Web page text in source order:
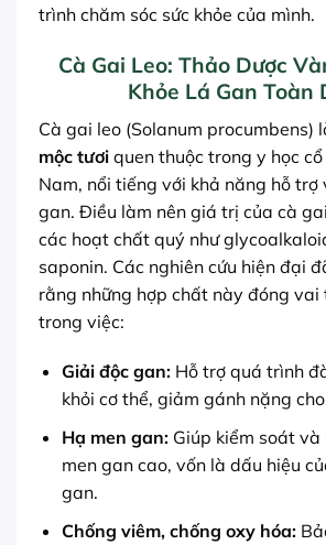
trình chăm sóc sức khỏe của mình.
Cà Gai Leo: Thảo Dược
Khỏe Lá Gan Toàn
Cà gai leo (Solanum procumbens)
mộc tươi quen thuộc trong y học
Nam, nổi tiếng với khả năng hỗ trợ
gan. Điều làm nên giá trị của cà
các hoạt chất quý như
saponin. Các nghiên cứu hiện đại
rằng những hợp chất này đóng
trong việc:
Giải độc gan:Hỗ trợ quá trình
khỏi cơ thể, giảm gánh nặng
Hạ men gan:Giúp kiểm soát và
men gan cao, vốn là dấu hiệu
gan.
Chống viêm, chống oxy hóa: